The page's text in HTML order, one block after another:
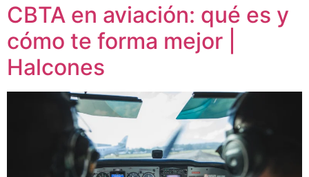
CBTA en aviación: qué es y
cómo te forma mejor |
Halcones